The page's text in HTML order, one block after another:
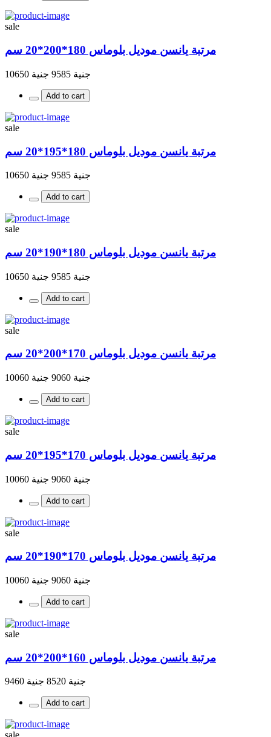
sale
مرتبة يانسن موديل بلوماس 180*200*20 سم
جنية 9585 جنية 10650
Add to cart
sale
مرتبة يانسن موديل بلوماس 180*195*20 سم
جنية 9585 جنية 10650
Add to cart
sale
مرتبة يانسن موديل بلوماس 180*190*20 سم
جنية 9585 جنية 10650
Add to cart
sale
مرتبة يانسن موديل بلوماس 170*200*20 سم
جنية 9060 جنية 10060
Add to cart
sale
مرتبة يانسن موديل بلوماس 170*195*20 سم
جنية 9060 جنية 10060
Add to cart
sale
مرتبة يانسن موديل بلوماس 170*190*20 سم
جنية 9060 جنية 10060
Add to cart
sale
مرتبة يانسن موديل بلوماس 160*200*20 سم
جنية 8520 جنية 9460
Add to cart